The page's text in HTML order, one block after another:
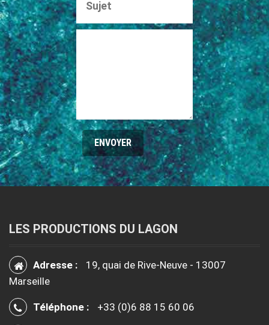
LES PRODUCTIONS DU LAGON
Adresse :
19, quai de Rive-Neuve - 13007
Marseille
Téléphone : +33 (0)6 88 15 60 06